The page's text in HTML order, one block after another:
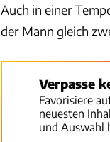
Auch in einer
der Mann gleich
Verpasse
Favorisiere
neuesten
und Auswahl